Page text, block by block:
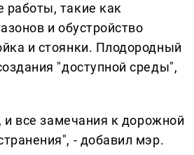
работы, такие как
и обустройство
и стоянки. Плодородный
"доступной среды",
и все замечания к дорожной
- добавил мэр.